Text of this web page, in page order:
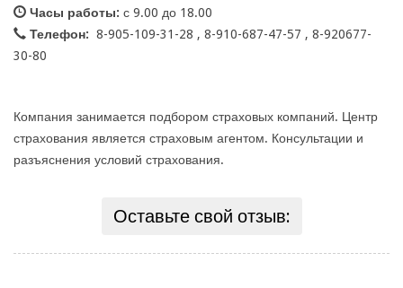
Часы работы: с 9.00 до 18.00
Телефон: 8-905-109-31-28 , 8-910-687-47-57 , 8-920677-
30-80
Компания занимается подбором страховых компаний. Центр
страхования является страховым агентом. Консультации и
разъяснения условий страхования.
Оставьте свой отзыв: